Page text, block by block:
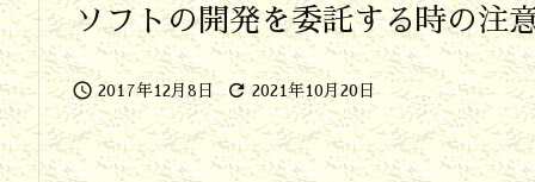
ソフトの開発を委託する時の注
 2017年12月8日  2021年10月20日